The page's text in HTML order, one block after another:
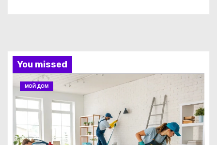
You missed
МОЙ ДОМ